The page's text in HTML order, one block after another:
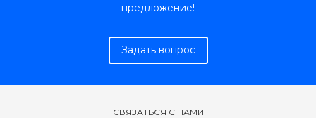
предложение!
Задать вопрос
СВЯЗАТЬСЯ С НАМИ